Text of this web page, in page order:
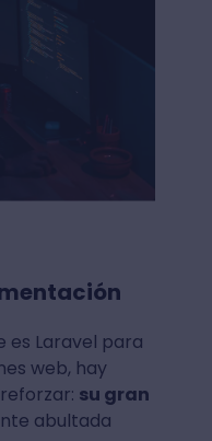
es Laravel para
web, hay
su gran
abultada